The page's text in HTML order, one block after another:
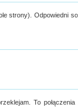
strony). Odpowiedni
To połączenia